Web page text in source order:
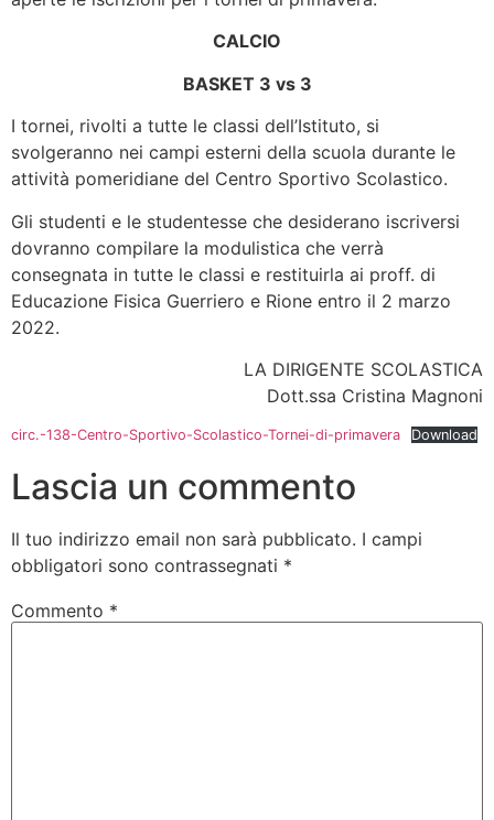
CALCIO
BASKET 3 vs 3
I tornei, rivolti a tutte le classi dell’Istituto, si
svolgeranno nei campi esterni della scuola durante le
attività pomeridiane del Centro Sportivo Scolastico.
Gli studenti e le studentesse che desiderano iscriversi
dovranno compilare la modulistica che verrà
consegnata in tutte le classi e restituirla ai proff. di
Educazione Fisica Guerriero e Rione entro il 2 marzo
2022.
LA DIRIGENTE SCOLASTICA
Dott.ssa Cristina Magnoni
circ.-138-Centro-Sportivo-Scolastico-Tornei-di-primavera Download
Lascia un commento
Il tuo indirizzo email non sarà pubblicato. I campi
obbligatori sono contrassegnati *
Commento *